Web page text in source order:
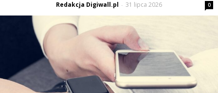
Redakcja Digiwall.pl - 31 lipca 2026 0